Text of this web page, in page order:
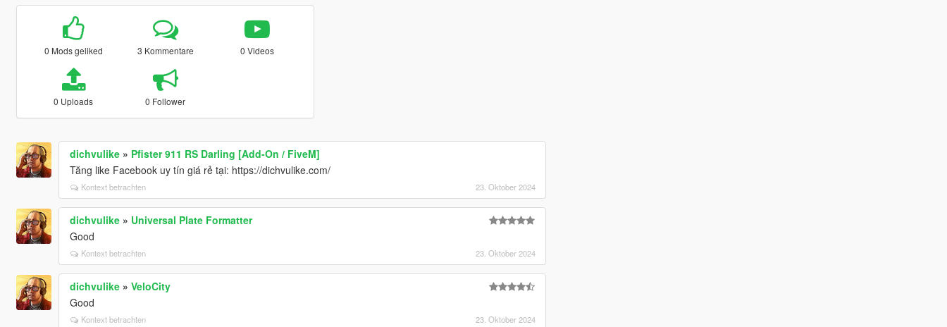
0 Mods geliked 3 Kommentare 0 Videos
0 Uploads 0 Follower
dichvulike» Pfister 911 RS Darling [Add-On / FiveM]
Tăng like Facebook uy tín giá rẻ tại: https://dichvulike.com/
Kontext betrachten 23. Oktober 2024
dichvulike» Universal Plate Formatter
Good
Kontext betrachten 23. Oktober 2024
dichvulike» VeloCity
Good
Kontext betrachten 23. Oktober 2024